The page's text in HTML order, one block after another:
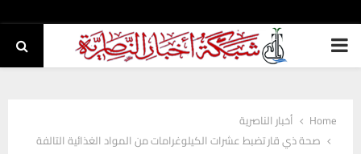
PRIMARY
Home
أخبار الناصرية
صحة ذي قار تضبط عشرات الكيلوغرامات من المواد الغذائية التالفة